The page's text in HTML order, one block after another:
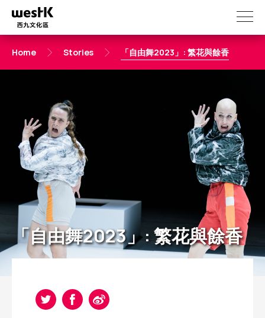
main
Home Stories 「自由舞2023」: 繁花與餘香
「自由舞2023」: 繁花與餘香